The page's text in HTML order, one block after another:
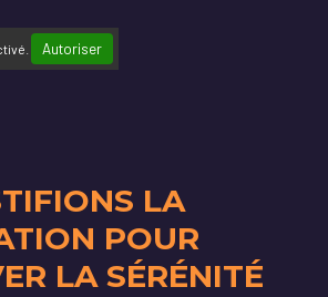
Autoriser
LA
POUR
LA SÉRÉNITÉ